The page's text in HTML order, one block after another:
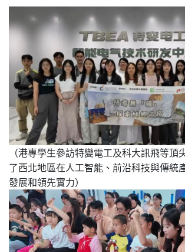
（港專學生參訪特變電工及科大訊飛等頂
了西北地區在人工智能、前沿科技與傳統
發展和領先實力）